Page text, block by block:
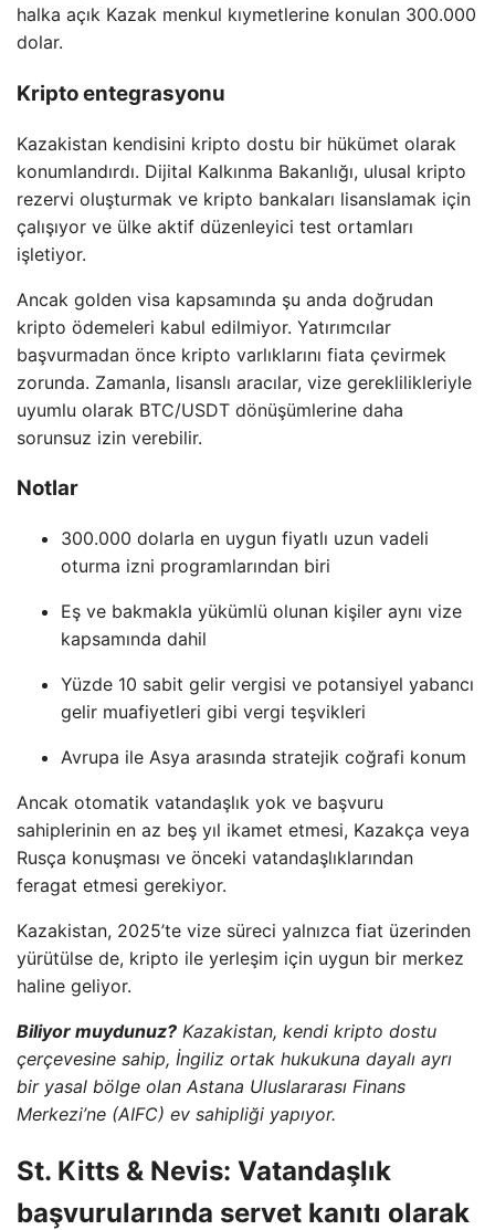
halka açık Kazak menkul kıymetlerine konulan 300.000
dolar.
Kripto entegrasyonu
Kazakistan kendisini kripto dostu bir hükümet olarak
konumlandırdı. Dijital Kalkınma Bakanlığı, ulusal kripto
rezervi oluşturmak ve kripto bankaları lisanslamak için
çalışıyor ve ülke aktif düzenleyici test ortamları
işletiyor.
Ancak golden visa kapsamında şu anda doğrudan
kripto ödemeleri kabul edilmiyor. Yatırımcılar
başvurmadan önce kripto varlıklarını fiata çevirmek
zorunda. Zamanla, lisanslı aracılar, vize gereklilikleriyle
uyumlu olarak BTC/USDT dönüşümlerine daha
sorunsuz izin verebilir.
Notlar
300.000 dolarla en uygun fiyatlı uzun vadeli
oturma izni programlarından biri
Eş ve bakmakla yükümlü olunan kişiler aynı vize
kapsamında dahil
Yüzde 10 sabit gelir vergisi ve potansiyel yabancı
gelir muafiyetleri gibi vergi teşvikleri
Avrupa ile Asya arasında stratejik coğrafi konum
Ancak otomatik vatandaşlık yok ve başvuru
sahiplerinin en az beş yıl ikamet etmesi, Kazakça veya
Rusça konuşması ve önceki vatandaşlıklarından
feragat etmesi gerekiyor.
Kazakistan, 2025’te vize süreci yalnızca fiat üzerinden
yürütülse de, kripto ile yerleşim için uygun bir merkez
haline geliyor.
Biliyor muydunuz? Kazakistan, kendi kripto dostu
çerçevesine sahip, İngiliz ortak hukukuna dayalı ayrı
bir yasal bölge olan Astana Uluslararası Finans
Merkezi’ne (AIFC) ev sahipliği yapıyor.
St. Kitts & Nevis: Vatandaşlık
başvurularında servet kanıtı olarak